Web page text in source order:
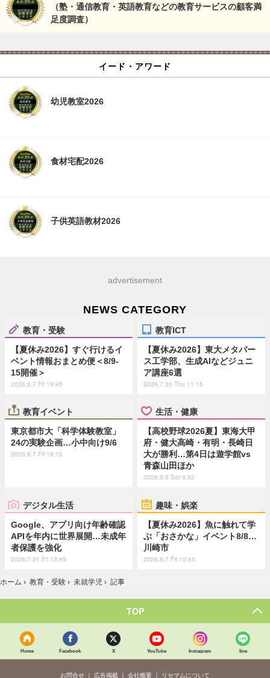
（塾・通信教育・英語教育などの教育サービスの顧客満
足度調査）
イード・アワード
幼児教室2026
食材宅配2026
子供英語教材2026
advertisement
NEWS CATEGORY
教育・受験
【夏休み2026】すぐ行けるイ
ベント情報おまとめ便＜8/9-
15開催＞
2026.8.7 Fri 19:45
教育ICT
【夏休み2026】東大メタバー
ス工学部、生成AIなどジュニ
ア講座6選
2026.7.30 Thu 11:15
教育イベント
東京都市大「科学体験教室」
24の実験企画…小中向け9/6
2026.8.7 Fri 18:15
生活・健康
【高校野球2026夏】東海大甲
府・健大高崎・有明・長崎日
大が勝利…第4日は遊学館vs
青森山田ほか
2026.8.8 Sat 9:52
デジタル生活
Google、アプリ向け年齢確認
APIを年内に世界展開…未成年
者保護を強化
2026.7.31 Fri 13:45
趣味・娯楽
【夏休み2026】魚に触れて学
ぶ「おさかな」イベント8/8…
川崎市
2026.8.7 Fri 10:45
ホーム › 教育・受験 › 未就学児 › 記事
TOP
Home Facebook X YouTube Instagram line
お問合せ 広告掲載 会社概要 リセマムについて